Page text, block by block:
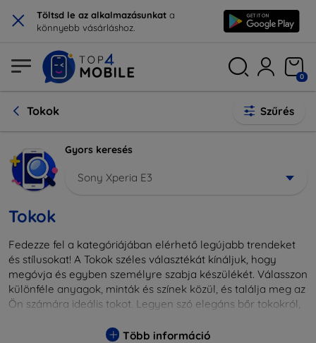
× Töltsd le az alkalmazásunkat a
könnyebb vásárláshoz.
0
Tokok Szűrés
Gyors keresés
Sony Xperia E3
Tokok
Fedezze fel a kategóriájában elérhető legújabb trendeket
és stílusokat! A Tokok széles választékát kínáljuk, hogy
megóvja és egyben személyre szabja készülékét. Válasszon
különféle anyagok, minták és színek közül, és találja meg az
Ön számára ideális tokot. Legyen szó elegáns bőr tokokról,
nálunk mindenki megtalálja a stílusához leginkább illő
Több információ